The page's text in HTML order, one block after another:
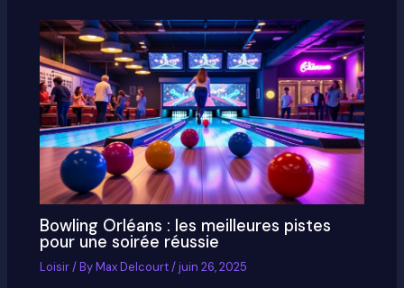
Bowling Orléans : les meilleures pistes
pour une soirée réussie
Loisir/ ByMax Delcourt/juin 26, 2025